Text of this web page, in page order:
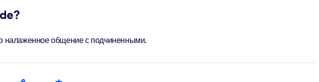
налаженное общение с подчиненными.